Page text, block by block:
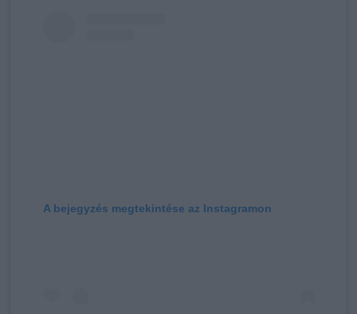
A bejegyzés megtekintése az Instagramon